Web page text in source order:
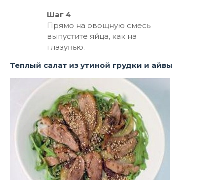
Шаг 4
Прямо на овощную смесь
выпустите яйца, как на
глазунью.
Теплый салат из утиной грудки и айвы